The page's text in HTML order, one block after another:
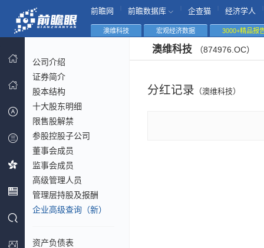
前瞻网 前瞻数据库 企查猫 经济学人
澳维科技 宏观经济数据 3000+精品报
公司介绍
证券简介
股本结构
十大股东明细
限售股解禁
参股控股子公司
董事会成员
监事会成员
高级管理人员
管理层持股及报酬
企业高级查询（新）
资产负债表
澳维科技 （874976.OC）
分红记录 （澳维科技）